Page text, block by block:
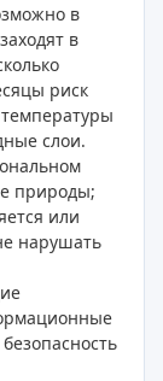
в
в
риск
слои.
природы;
или
нарушать